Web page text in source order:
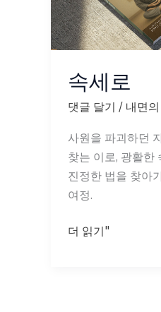
속세로
댓글 달기 / 내면
사원을 파괴하던
찾는 이로, 광활한
진정한 법을 찾아
여정.
속
더 읽기"